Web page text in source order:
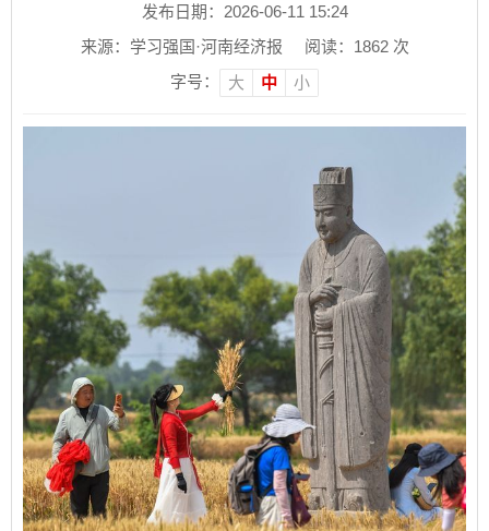
发布日期：2026-06-11 15:24
来源：学习强国·河南经济报
阅读： 1862次
字号：
大 中 小